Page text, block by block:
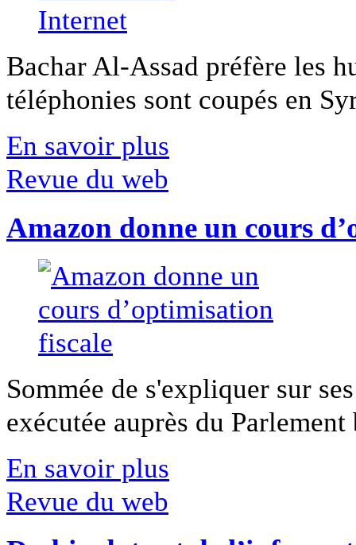
Bachar Al-Assad préfère les
téléphonies sont coupés en
En savoir plus
Revue du web
Amazon donne un cours
Sommée de s'expliquer sur
exécutée auprès du
En savoir plus
Revue du web